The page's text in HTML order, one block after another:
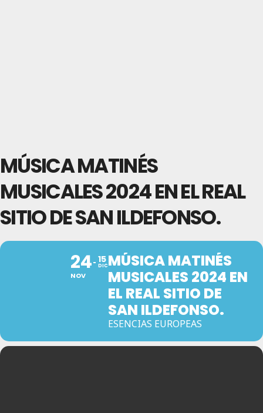
MÚSICA MATINÉS
MUSICALES 2024 EN EL REAL
SITIO DE SAN ILDEFONSO.
24
NOV
15
DICMÚSICA MATINÉS
MUSICALES 2024 EN
EL REAL SITIO DE
SAN ILDEFONSO.
ESENCIAS EUROPEAS